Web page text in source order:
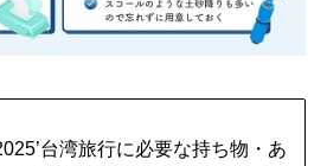
台湾旅行に必要な持ち物・あ